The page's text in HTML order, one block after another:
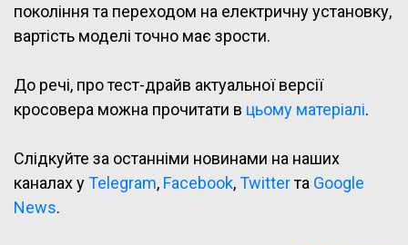
покоління та переходом на електричну установку,
вартість моделі точно має зрости.
До речі, про тест-драйв актуальної версії
кросовера можна прочитати в цьому матеріалі.
Слідкуйте за останніми новинами на наших
каналах уTelegram, Facebook,Twitterта Google
News.